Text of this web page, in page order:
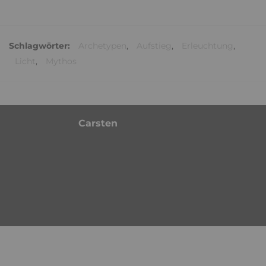
Schlagwörter: , ,
,
,
Carsten